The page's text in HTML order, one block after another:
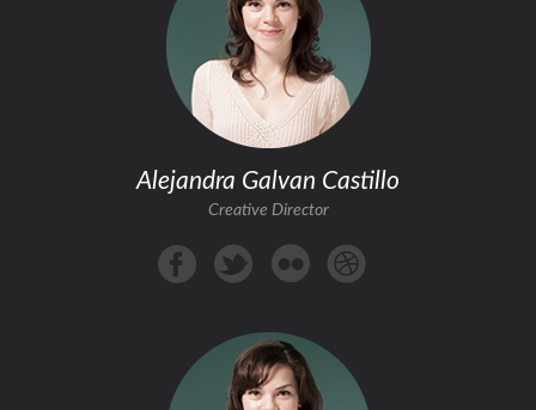
Alejandra Galvan Castillo
Creative Director